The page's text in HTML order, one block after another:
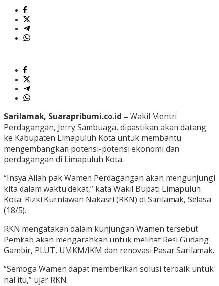
Sarilamak, Suarapribumi.co.id – Wakil Mentri
Perdagangan, Jerry Sambuaga, dipastikan akan datang
ke Kabupaten Limapuluh Kota untuk membantu
mengembangkan potensi-potensi ekonomi dan
perdagangan di Limapuluh Kota.
“Insya Allah pak Wamen Perdagangan akan mengunjungi
kita dalam waktu dekat,” kata Wakil Bupati Limapuluh
Kota, Rizki Kurniawan Nakasri (RKN) di Sarilamak, Selasa
(18/5).
RKN mengatakan dalam kunjungan Wamen tersebut
Pemkab akan mengarahkan untuk melihat Resi Gudang
Gambir, PLUT, UMKM/IKM dan renovasi Pasar Sarilamak.
“Semoga Wamen dapat memberikan solusi terbaik untuk
hal itu,” ujar RKN.